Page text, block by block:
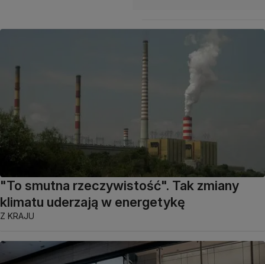
"To smutna rzeczywistość". Tak zmiany
klimatu uderzają w energetykę
Z KRAJU